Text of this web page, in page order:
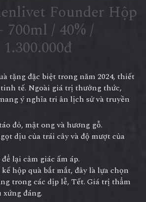
Founder Hộp
700ml / 40% /
tặng đặc biệt trong năm 2024, thiết
tế. Ngoài giá trị thưởng thức,
ý nghĩa tri ân lịch sử và truyền
đỏ, mật ong và hương gỗ.
dịu của trái cây và độ mượt của
lại cảm giác ấm áp.
hộp quà bắt mắt, đây là lựa chọn
trong các dịp lễ, Tết. Giá trị thẩm
đáng.